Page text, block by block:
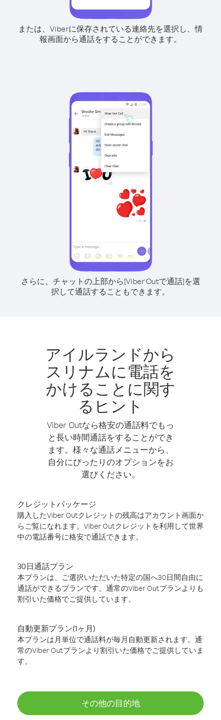
または、Viberに保存されている連絡先を選択し、情
報画面から通話をすることができます。
さらに、チャットの上部から[Viber Outで通話]を選
択して通話することもできます。
アイルランドから
スリナムに電話を
かけることに関す
るヒント
Viber Outなら格安の通話料でもっ
と長い時間通話をすることができ
ます。様々な通話メニューから、
自分にぴったりのオプションをお
選びください。
クレジットパッケージ
購入したViber Outクレジットの残高はアカウント画面か
らご覧になれます。Viber Outクレジットを利用して世界
中の電話番号に格安で通話できます。
30日通話プラン
本プランは、ご選択いただいた特定の国へ30日間自由に
通話ができるプランです。通常のViber Outプランよりも
割引いた価格でご提供しています。
自動更新プラン(1ヶ月)
本プランは月単位で通話料が毎月自動更新されます。通
常のViber Outプランより割引いた価格でご提供していま
す。
その他の目的地